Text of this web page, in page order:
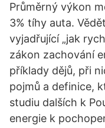
Průměrný výkon
3% tíhy auta.
vyjadřující „jak
zákon zachování
příklady dějů, při
pojmů a definice,
studiu dalších k
energie k